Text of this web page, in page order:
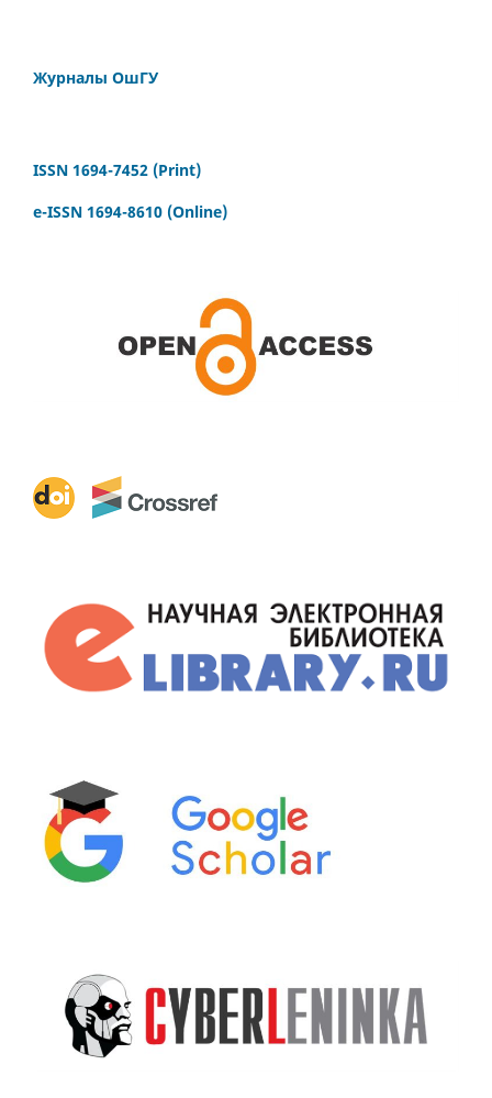
Журналы ОшГУ
ISSN 1694-7452 (Print)
e-ISSN 1694-8610 (Online)